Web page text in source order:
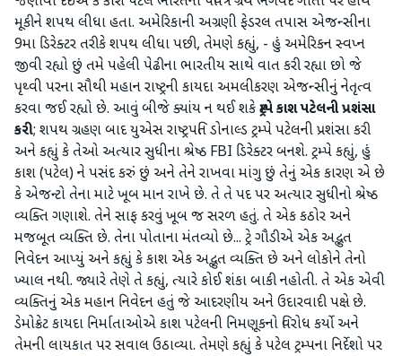
મૂકીને શપથ લીધા હતા. અમેરિકાની અગ્રણી ફેડરલ તપાસ એજન્સીના
9મા ડિરેક્ટર તરીકે શપથ લીધા પછી, તેમણે કહ્યું, - હું અમેરિકન સ્વપ્ન
જીવી રહ્યો છું તમે પહેલી પેઢીના ભારતીય સાથે વાત કરી રહ્યા છો જે
પૃથ્વી પરના સૌથી મહાન રાષ્ટ્રની કાયદા અમલીકરણ એજન્સીનું નેતૃત્વ
કરવા જઈ રહ્યો છે. આવું બીજે ક્યાંય ન થઈ શકેટ્રમ્પેકાશપટેલનીપ્રશંસા
કરી; શપથ ગ્રહણ બાદ યુએસ રાષ્ટ્રપતિ ડોનાલ્ડ ટ્રમ્પે પટેલની પ્રશંસા કરી
અને કહ્યું કે તેઓ અત્યાર સુધીના શ્રેષ્ઠ FBI ડિરેક્ટર બનશે. ટ્રમ્પે કહ્યું, હું
કાશ (પટેલ) ને પસંદ કરું છું અને તેને રાખવા માંગુ છું તેનું એક કારણ એ છે
કે એજન્ટો તેના માટે ખૂબ માન રાખે છે. તે તે પદ પર અત્યાર સુધીનો શ્રેષ્ઠ
વ્યક્તિ ગણાશે. તેને સાફ કરવું ખૂબ જ સરળ હતું. તે એક કઠોર અને
મજબૂત વ્યક્તિ છે. તેના પોતાના મંતવ્યો છે... ટ્રે ગૌડીએ એક અદ્ભુત
નિવેદન આપ્યું અને કહ્યું કે કાશ એક અદ્ભુત વ્યક્તિ છે અને લોકોને તેનો
ખ્યાલ નથી. જ્યારે તેણે તે કહ્યું, ત્યારે કોઈ શંકા બાકી નહોતી. તે એક એવી
વ્યક્તિનું એક મહાન નિવેદન હતું જે આદરણીય અને ઉદારવાદી પક્ષે છે.
ડેમોક્રેટ કાયદા નિર્માતાઓએ કાશ પટેલની નિમણૂકનો વિરોધ કર્યો અને
તેમની લાયકાત પર સવાલ ઉઠાવ્યા. તેમણે કહ્યું કે પટેલ ટ્રમ્પના નિર્દેશો પર